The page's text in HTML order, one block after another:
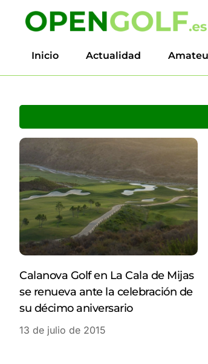
Inicio Actualidad
Calanova Golf en La Cala de Mijas
se renueva ante la celebración de
su décimo aniversario
13 de julio de 2015